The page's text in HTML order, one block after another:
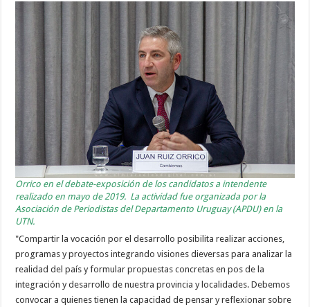
Orrico en el debate-exposición de los candidatos a intendente
realizado en mayo de 2019. La actividad fue organizada por la
Asociación de Periodistas del Departamento Uruguay (APDU) en la
UTN.
"Compartir la vocación por el desarrollo posibilita realizar acciones,
programas y proyectos integrando visiones dieversas para analizar la
realidad del país y formular propuestas concretas en pos de la
integración y desarrollo de nuestra provincia y localidades. Debemos
convocar a quienes tienen la capacidad de pensar y reflexionar sobre